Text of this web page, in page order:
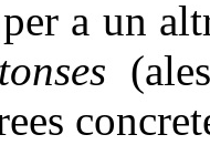
a un